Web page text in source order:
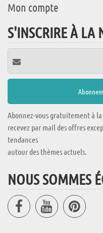
Mon compte
S'INSCRIRE À LA
Abonnez-vous gratuitement à
recevez par mail des offres
tendances
autour des thèmes actuels.
NOUS SOMMES